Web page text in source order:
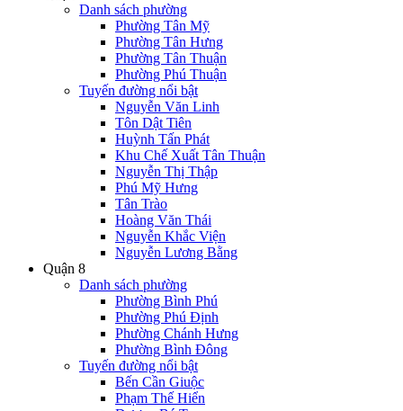
Danh sách phường
Phường Tân Mỹ
Phường Tân Hưng
Phường Tân Thuận
Phường Phú Thuận
Tuyến đường nổi bật
Nguyễn Văn Linh
Tôn Dật Tiên
Huỳnh Tấn Phát
Khu Chế Xuất Tân Thuận
Nguyễn Thị Thập
Phú Mỹ Hưng
Tân Trào
Hoàng Văn Thái
Nguyễn Khắc Viện
Nguyễn Lương Bằng
Quận 8
Danh sách phường
Phường Bình Phú
Phường Phú Định
Phường Chánh Hưng
Phường Bình Đông
Tuyến đường nổi bật
Bến Cần Giuộc
Phạm Thế Hiển